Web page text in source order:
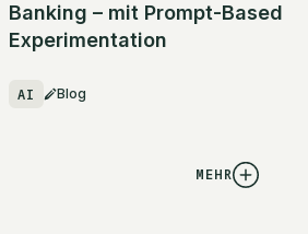
Banking – mit Prompt-Based
Experimentation
AI Blog
MEHR